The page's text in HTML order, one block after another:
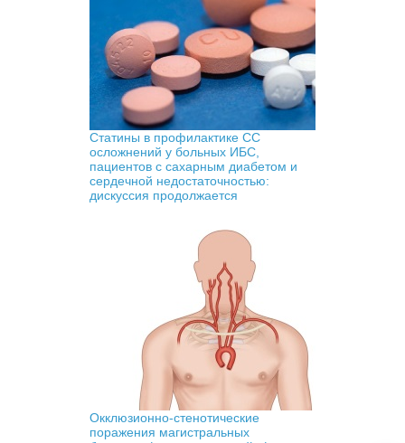
Статины в профилактике СС
осложнений у больных ИБС,
пациентов с сахарным диабетом и
сердечной недостаточностью:
дискуссия продолжается
Окклюзионно-стенотические
поражения магистральных